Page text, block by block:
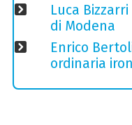
Luca
di Modena
Enrico
ordinaria